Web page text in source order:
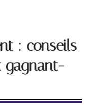
: conseils
gagnant-